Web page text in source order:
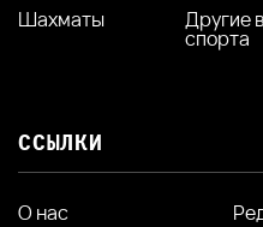
Шахматы
Другие
спорта
ССЫЛКИ
О нас